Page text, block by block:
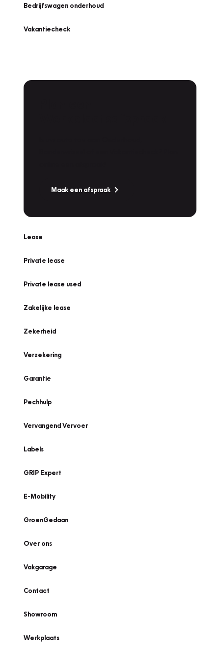
Bedrijfswagen onderhoud
Vakantiecheck
Maak een afspraak
Lease
Private lease
Private lease used
Zakelijke lease
Zekerheid
Verzekering
Garantie
Pechhulp
Vervangend Vervoer
Labels
GRIP Expert
E-Mobility
GroenGedaan
Over ons
Vakgarage
Contact
Showroom
Werkplaats